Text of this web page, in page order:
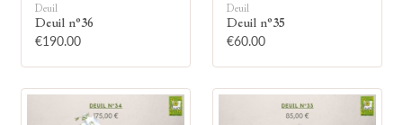
Allumez une bougie
Montrez votre soutien à la famille en
Deuil
Deuil n°36
€190.00
Deuil
Deuil n°35
€60.00